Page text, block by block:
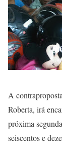
A
Roberta, irá
próxima
seiscentos e